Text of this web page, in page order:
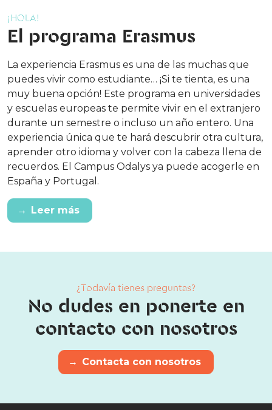
¡HOLA!
El programa Erasmus
La experiencia Erasmus es una de las muchas que
puedes vivir como estudiante… ¡Si te tienta, es una
muy buena opción! Este programa en universidades
y escuelas europeas te permite vivir en el extranjero
durante un semestre o incluso un año entero. Una
experiencia única que te hará descubrir otra cultura,
aprender otro idioma y volver con la cabeza llena de
recuerdos. El Campus Odalys ya puede acogerle en
España y Portugal.
→ Leer más
¿Todavía tienes preguntas?
No dudes en ponerte en
contacto con nosotros
→ Contacta con nosotros